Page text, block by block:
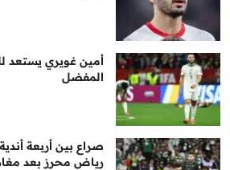
أمين غويري يستعد
المفضل
صراع بين أربعة
رياض محرز بعد